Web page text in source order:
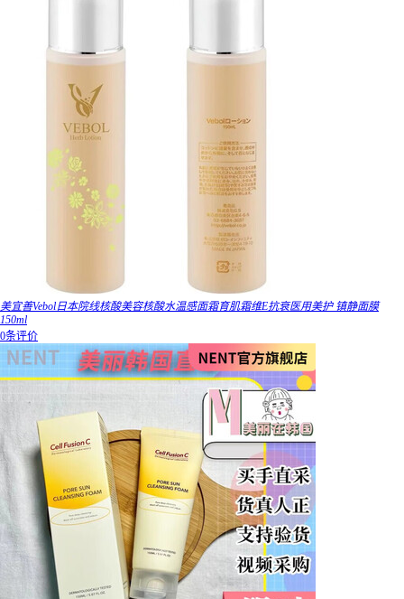
美宜善Vebol日本院线核酸美容核酸水温感面霜育肌霜维E抗衰医用美护 镇静面膜
150ml
0条评价